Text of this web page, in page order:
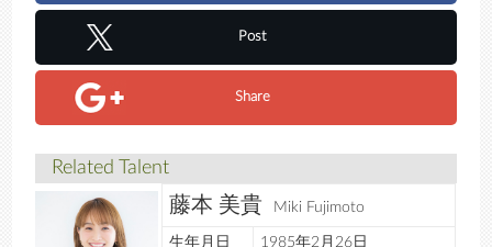
Post
Share
Related Talent
藤本 美貴 Miki Fujimoto
生年月日 1985年2月26日